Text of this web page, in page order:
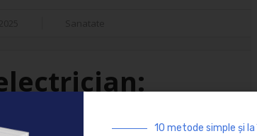
10 metode simple și